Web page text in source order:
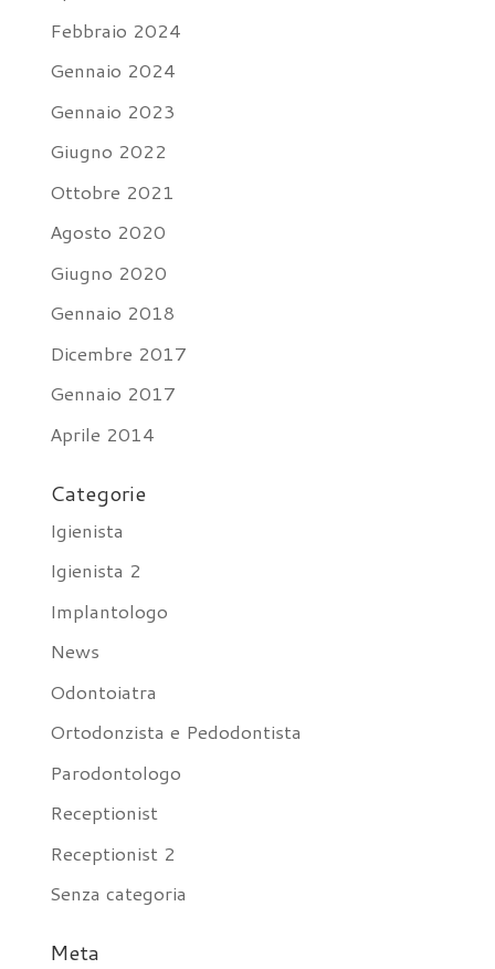
Febbraio 2024
Gennaio 2024
Gennaio 2023
Giugno 2022
Ottobre 2021
Agosto 2020
Giugno 2020
Gennaio 2018
Dicembre 2017
Gennaio 2017
Aprile 2014
Categorie
Igienista
Igienista 2
Implantologo
News
Odontoiatra
Ortodonzista e Pedodontista
Parodontologo
Receptionist
Receptionist 2
Senza categoria
Meta